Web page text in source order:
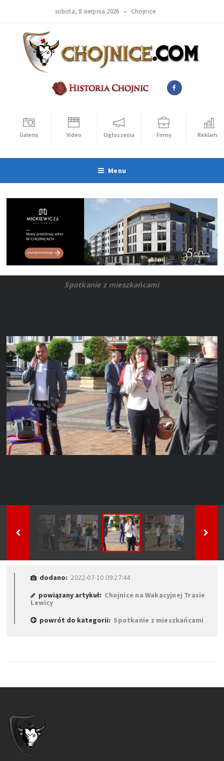
sobota, 8 sierpnia 2026 • Chojnice
Galeria Video Ogłoszenia Firmy Reklama
Menu
Spotkanie z mieszkańcami
dodano: 2022-07-10 09:27:44
powiązany artykuł: Chojnice na Wakacyjnej Trasie
Lewicy
powrót do kategorii: Spotkanie z mieszkańcami